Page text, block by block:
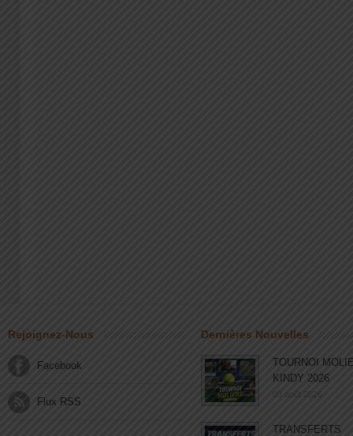
Rejoignez-Nous
Facebook
Flux RSS
Dernières Nouvelles
TOURNOI
KINDY 2026
03 août 2026
TRANSFERTS